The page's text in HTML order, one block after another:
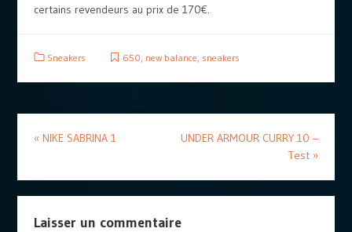
certains revendeurs au prix de 170€.
Sneakers 650 new balance sneakers
« NIKE SABRINA 1
UNDER ARMOUR CURRY 10 –
Test »
Laisser un commentaire